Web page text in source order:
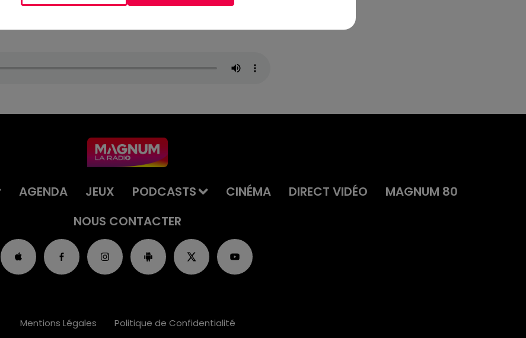
AGENDA JEUX PODCASTS CINÉMA DIRECT VIDÉO
MAGNUM 80
NOUS CONTACTER
Mentions Légales Politique de Confidentialité